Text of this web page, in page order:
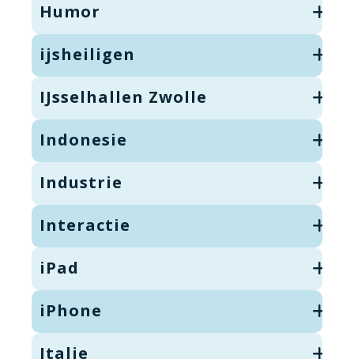
Humor
ijsheiligen
IJsselhallen Zwolle
Indonesie
Industrie
Interactie
iPad
iPhone
Italie